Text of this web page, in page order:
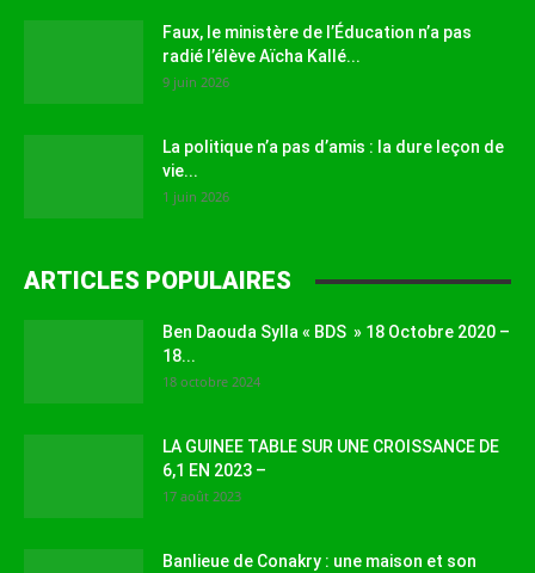
Faux, le ministère de l’Éducation n’a pas
radié l’élève Aïcha Kallé...
9 juin 2026
La politique n’a pas d’amis : la dure leçon de
vie...
1 juin 2026
ARTICLES POPULAIRES
Ben Daouda Sylla « BDS » 18 Octobre 2020 –
18...
18 octobre 2024
LA GUINEE TABLE SUR UNE CROISSANCE DE
6,1 EN 2023 –
17 août 2023
Banlieue de Conakry : une maison et son